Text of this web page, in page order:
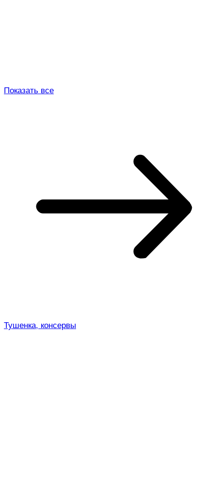
Показать все
Тушенка, консервы